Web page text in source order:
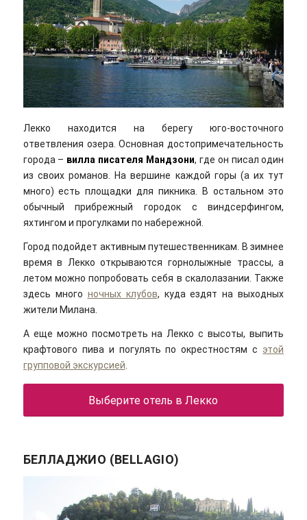
Лекко находится на берегу юго-восточного
ответвления озера. Основная достопримечательность
города – вилла писателя Мандзони, где он писал один
из своих романов. На вершине каждой горы (а их тут
много) есть площадки для пикника. В остальном это
обычный прибрежный городок с виндсерфингом,
яхтингом и прогулками по набережной.
Город подойдет активным путешественникам. В зимнее
время в Лекко открываются горнолыжные трассы, а
летом можно попробовать себя в скалолазании. Также
здесь много ночных клубов, куда ездят на выходных
жители Милана.
А еще можно посмотреть на Лекко с высоты, выпить
крафтового пива и погулять по окрестностям с этой
групповой экскурсией
Выберите отель в Лекко
БЕЛЛАДЖИО (BELLAGIO)